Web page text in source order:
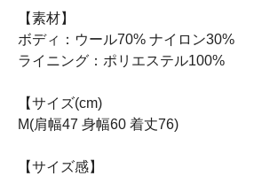
【素材】
ボディ：ウール70% ナイロン30%
ライニング：ポリエステル100%
【サイズ(cm)
M(肩幅47 身幅60 着丈76)
【サイズ感】